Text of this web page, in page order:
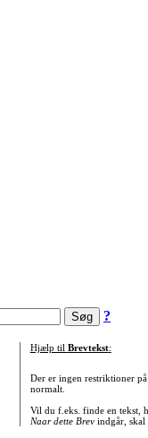
?
Hjælp til Brevtekst:
Der er ingen restriktioner
normalt.
Vil du f.eks. finde en tekst,
Naar dette Brevindgår, skal